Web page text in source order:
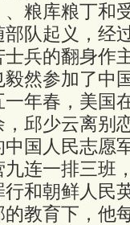
、粮库粮丁
队起义，经
士兵的翻身作
毅然参加了中
春，美国在
，邱少云离别
中国人民志愿
九连一排三班
行和朝鲜人民
的教育下，他